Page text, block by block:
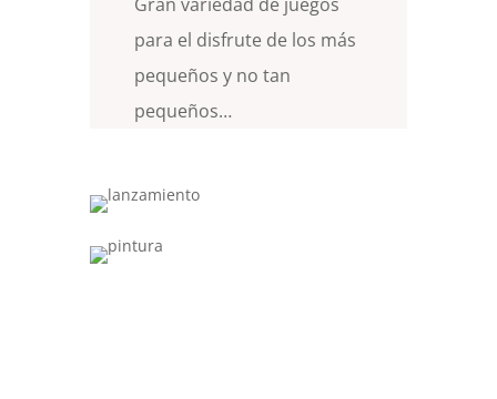
para el disfrute de los más
pequeños y no tan
pequeños…